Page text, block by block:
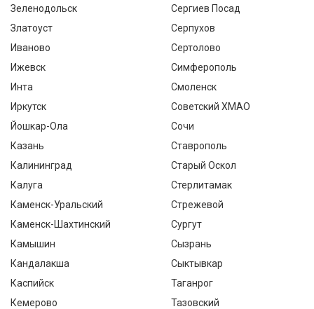
Зеленодольск
Златоуст
Иваново
Ижевск
Инта
Иркутск
Йошкар-Ола
Казань
Калининград
Калуга
Каменск-Уральский
Каменск-Шахтинский
Камышин
Кандалакша
Каспийск
Кемерово
Сергиев Посад
Серпухов
Сертолово
Симферополь
Смоленск
Советский ХМАО
Сочи
Ставрополь
Старый Оскол
Стерлитамак
Стрежевой
Сургут
Сызрань
Сыктывкар
Таганрог
Тазовский